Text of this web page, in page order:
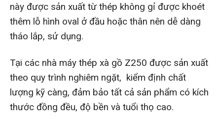
này được sản xuất từ thép không gỉ được khoét
thêm lỗ hình oval ở đầu hoặc thân nên dễ dàng
tháo lắp, sử dụng.
Tại các nhà máy thép xà gồ Z250 được sản xuất
theo quy trình nghiêm ngặt, kiểm định chất
lượng kỹ càng, đảm bảo tất cả sản phẩm có kích
thước đồng đều, độ bền và tuổi thọ cao.